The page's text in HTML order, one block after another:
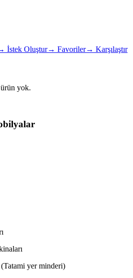
İstek Oluştur→ Favoriler→ Karşılaştır
yok.
yer minderi)